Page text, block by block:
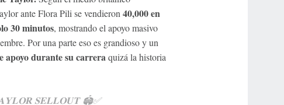
ante Flora Pili se vendieron 40,000 en
30 minutos, mostrando el apoyo masivo
Por una parte eso es grandioso y un
apoyo durante su carrera quizá la historia
𝐒𝐄𝐋𝐋𝐎𝐔𝐓 🏟️✅